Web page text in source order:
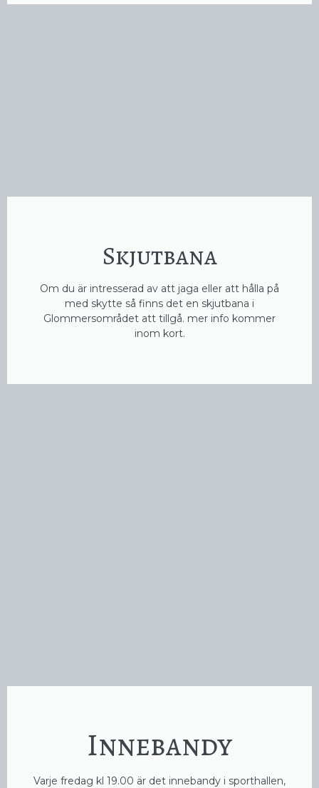
Skjutbana
Om du är intresserad av att jaga eller att hålla på
med skytte så finns det en skjutbana i
Glommersområdet att tillgå. mer info kommer
inom kort.
Innebandy
Varje fredag kl 19.00 är det innebandy i sporthallen,